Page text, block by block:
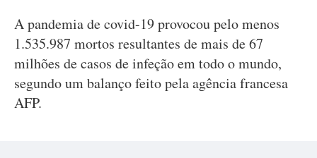
A pandemia de covid-19 provocou pelo menos
1.535.987 mortos resultantes de mais de 67
milhões de casos de infeção em todo o mundo,
segundo um balanço feito pela agência francesa
AFP.